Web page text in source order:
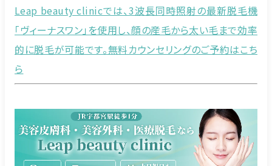
Leap beauty clinicでは、3波長同時照射の最新脱毛機
「ヴィーナスワン」を使用し、顔の産毛から太い毛まで効率
的に脱毛が可能です。無料カウンセリングのご予約はこち
ら